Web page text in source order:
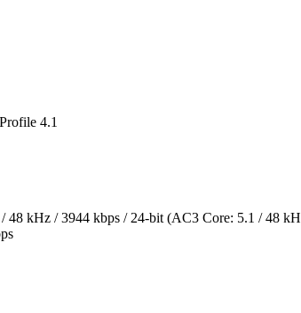
4.1
/ 3944 kbps / 24-bit (AC3 Core: 5.1 / 48